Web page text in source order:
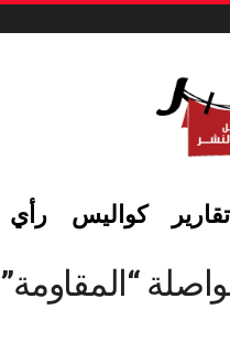
تقارير كواليس رأي
“المقاومة”